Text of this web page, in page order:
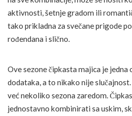
aktivnosti, šetnje gradom ili
tako prikladna za svečane prigode
rođendana i slično.
Ove sezone čipkasta majica je
dodataka, a to nikako nije
već nekoliko sezona zaredom.
jednostavno kombinirati sa uskim,